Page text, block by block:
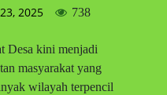
2025 738
Desa kini menjadi
masyarakat yang
wilayah terpencil